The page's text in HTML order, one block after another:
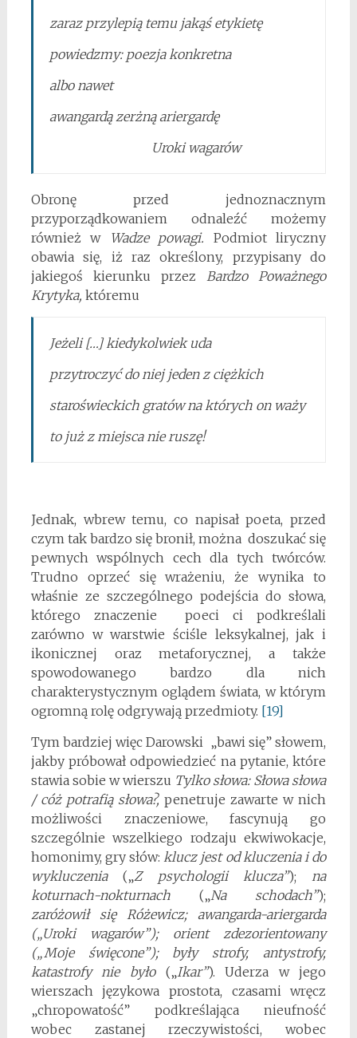
zaraz przylepią temu jakąś etykietę
powiedzmy: poezja konkretna
albo nawet
awangardą zerżną ariergardę
Uroki wagarów
Obronę przed jednoznacznym
przyporządkowaniem odnaleźć możemy
również w
Wadze powagi. Podmiot liryczny
obawia się, iż raz określony, przypisany do
jakiegoś kierunku przez Bardzo Poważnego
Krytyka, któremu
Jeżeli […] kiedykolwiek uda
przytroczyć do niej jeden z ciężkich
staroświeckich gratów na których on waży
to już z miejsca nie ruszę!
Jednak, wbrew temu, co napisał poeta, przed
czym tak bardzo się bronił, można doszukać się
pewnych wspólnych cech dla tych twórców.
Trudno oprzeć się wrażeniu, że wynika to
właśnie ze szczególnego podejścia do słowa,
którego znaczenie poeci ci podkreślali
zarówno w warstwie ściśle leksykalnej, jak i
ikonicznej oraz metaforycznej, a także
spowodowanego bardzo dla nich
charakterystycznym oglądem świata, w którym
ogromną rolę odgrywają przedmioty. [19]
Tym bardziej więc Darowski „bawi się” słowem,
jakby próbował odpowiedzieć na pytanie, które
stawia sobie w wierszu Tylko słowa: Słowa słowa
/ cóż potrafią słowa?, penetruje zawarte w nich
możliwości znaczeniowe, fascynują go
szczególnie wszelkiego rodzaju ekwiwokacje,
homonimy, gry słów: klucz jest od kluczenia i do
wykluczenia(„Z psychologii klucza”); na
koturnach-nokturnach(„Na schodach”);
zaróżowił się Różewicz; awangarda-ariergarda
(„Uroki wagarów”); orient zdezorientowany
(„Moje święcone”); były strofy, antystrofy,
katastrofy
nie było („Ikar”). Uderza w jego
wierszach językowa prostota, czasami wręcz
„chropowatość” podkreślająca nieufność
wobec zastanej rzeczywistości, wobec